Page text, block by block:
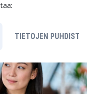
TIETOJEN